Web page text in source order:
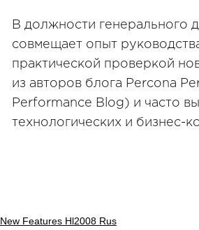
В должности генерального
совмещает опыт
практической проверкой
из авторов блога Percona
Performance Blog) и часто
технологических и бизнес-
Features Hl2008 Rus